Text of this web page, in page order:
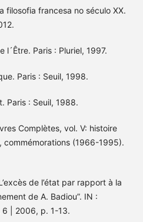
filosofia francesa no século XX.
l´Être. Paris : Pluriel, 1997.
Paris : Seuil, 1998.
Paris : Seuil, 1988.
Complètes, vol. V: histoire
commémorations (1966-1995).
de l’état par rapport à la
de A. Badiou”. IN :
6 | 2006, p. 1-13.